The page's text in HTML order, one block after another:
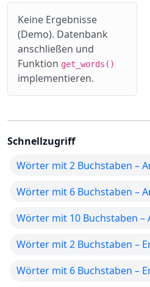
Keine Ergebnisse
(Demo). Datenbank
anschließen und
Funktion get_words()
implementieren.
Schnellzugriff
Wörter mit 2 Buchstaben –
Wörter mit 6 Buchstaben –
Wörter mit 10 Buchstaben –
Wörter mit 2 Buchstaben –
Wörter mit 6 Buchstaben –